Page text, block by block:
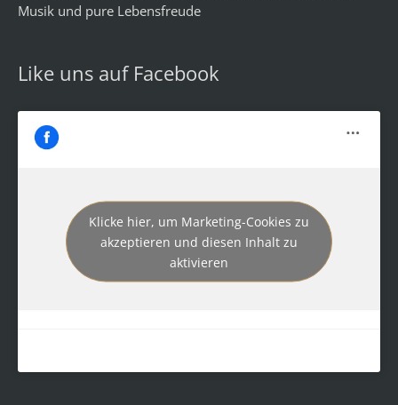
Musik und pure Lebensfreude
Like uns auf Facebook
Klicke hier, um Marketing-Cookies zu
akzeptieren und diesen Inhalt zu
aktivieren